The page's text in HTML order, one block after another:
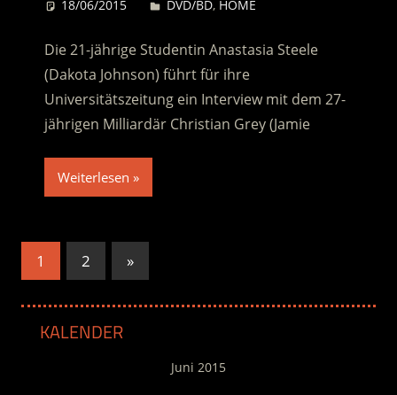
18/06/2015 Desiree
DVD/BD, HOME
Die 21-jährige Studentin Anastasia Steele
(Dakota Johnson) führt für ihre
Universitätszeitung ein Interview mit dem 27-
jährigen Milliardär Christian Grey (Jamie
Weiterlesen
Seitennummerierung
Beiträge
1 2
Nächste
Beiträge
»
KALENDER
Juni 2015